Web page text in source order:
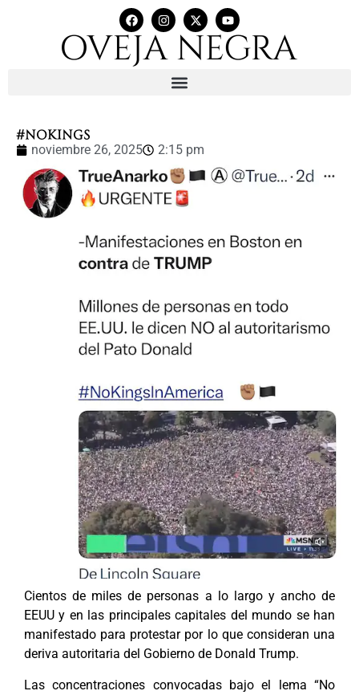
#NoKings
noviembre 26, 2025 2:15 pm
Cientos de miles de personas a lo largo y ancho de
EEUU y en las principales capitales del mundo se han
manifestado para protestar por lo que consideran una
deriva autoritaria del Gobierno de Donald Trump.
Las concentraciones convocadas bajo el lema “No